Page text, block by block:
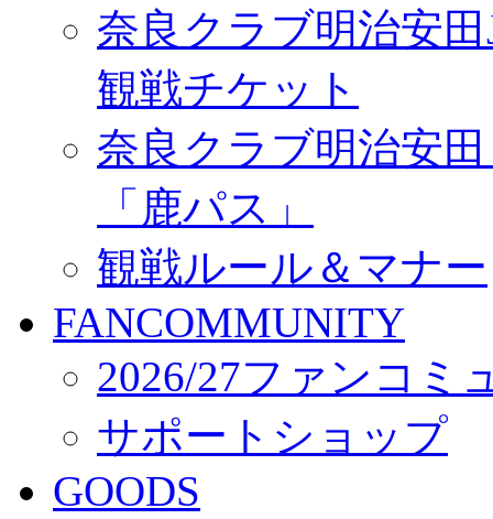
奈良クラブ明治安
観戦チケット
奈良クラブ明治安
「鹿パス」
観戦ルール＆マナー
FANCOMMUNITY
2026/27ファンコミ
サポートショップ
GOODS